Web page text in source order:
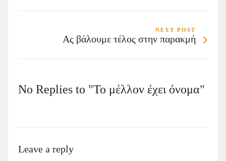
NEXT POST
Ας βάλουμε τέλος στην παρακμή
No Replies to "Το μέλλον έχει όνομα"
Leave a reply